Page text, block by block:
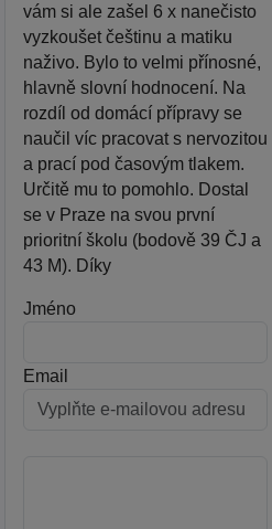
vám si ale zašel 6 x nanečisto
vyzkoušet češtinu a matiku
naživo. Bylo to velmi přínosné,
hlavně slovní hodnocení. Na
rozdíl od domácí přípravy se
naučil víc pracovat s nervozitou
a prací pod časovým tlakem.
Určitě mu to pomohlo. Dostal
se v Praze na svou první
prioritní školu (bodově 39 ČJ a
43 M). Díky
Jméno
Email